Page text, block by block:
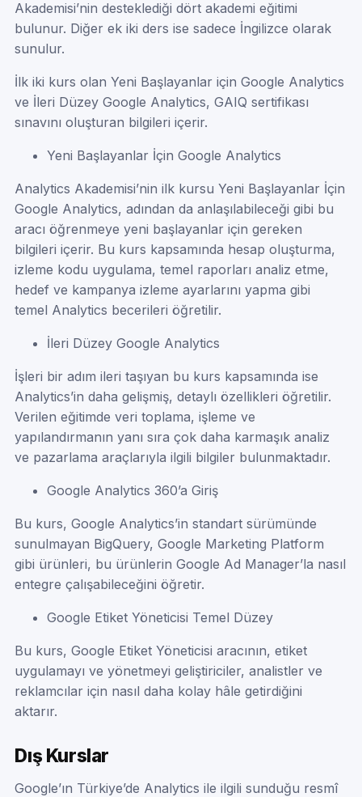
Akademisi’nin desteklediği dört akademi eğitimi
bulunur. Diğer ek iki ders ise sadece İngilizce olarak
sunulur.
İlk iki kurs olan Yeni Başlayanlar için Google Analytics
ve İleri Düzey Google Analytics, GAIQ sertifikası
sınavını oluşturan bilgileri içerir.
Yeni Başlayanlar İçin Google Analytics
Analytics Akademisi’nin ilk kursu Yeni Başlayanlar İçin
Google Analytics, adından da anlaşılabileceği gibi bu
aracı öğrenmeye yeni başlayanlar için gereken
bilgileri içerir. Bu kurs kapsamında hesap oluşturma,
izleme kodu uygulama, temel raporları analiz etme,
hedef ve kampanya izleme ayarlarını yapma gibi
temel Analytics becerileri öğretilir.
İleri Düzey Google Analytics
İşleri bir adım ileri taşıyan bu kurs kapsamında ise
Analytics’in daha gelişmiş, detaylı özellikleri öğretilir.
Verilen eğitimde veri toplama, işleme ve
yapılandırmanın yanı sıra çok daha karmaşık analiz
ve pazarlama araçlarıyla ilgili bilgiler bulunmaktadır.
Google Analytics 360’a Giriş
Bu kurs, Google Analytics’in standart sürümünde
sunulmayan BigQuery, Google Marketing Platform
gibi ürünleri, bu ürünlerin Google Ad Manager’la nasıl
entegre çalışabileceğini öğretir.
Google Etiket Yöneticisi Temel Düzey
Bu kurs, Google Etiket Yöneticisi aracının, etiket
uygulamayı ve yönetmeyi geliştiriciler, analistler ve
reklamcılar için nasıl daha kolay hâle getirdiğini
aktarır.
Dış Kurslar
Google’ın Türkiye’de Analytics ile ilgili sunduğu resmî